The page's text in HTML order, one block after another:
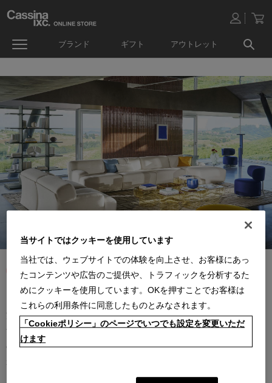
ブランド ギフト アウトレット
カッシーナは創業以来、インテリアの未来をデザインし続けてきた
家具業界では数少ないリーディングブランドとして知られていま
す。17世紀、イタリアで誕生したカッシーナは、教会の木製チェア
の製造に始まり、その後豪華客船の内装などを手掛け、技術力を確
ト・カッシーナによってカッシーナ社が設立されると、5０年代には
当サイトではクッキーを使用しています
当社では、ウェブサイトでの体験を向上させ、お客様にあっ
たコンテンツや広告のご提供や、トラフィックを分析するた
めにクッキーを使用しています。OKを押すことでお客様は
これらの利用条件に同意したものとみなされます。
「Cookieポリシー」のページでいつでも設定を変更いただ
けます